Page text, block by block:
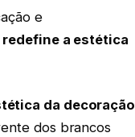
e
redefine a estética
da decoração
dos brancos